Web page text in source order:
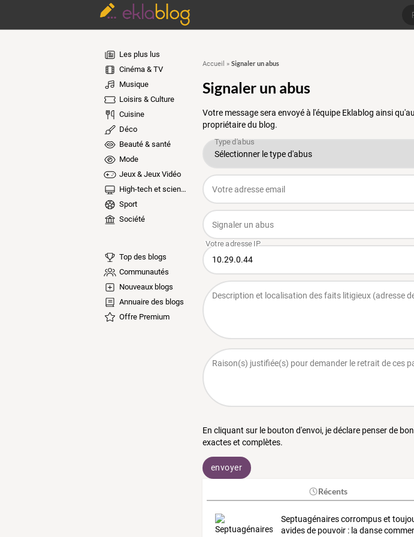
Les plus lus
Cinéma & TV
Musique
Loisirs & Culture
Cuisine
Déco
Beauté & santé
Mode
Jeux & Jeux Vidéo
High-tech et sciences
Sport
Société
Top des blogs
Communautés
Nouveaux blogs
Annuaire des blogs
Offre Premium
Accueil » Signaler un abus
Signaler un abus
Votre message sera envoyé à l'équipe Eklablog ainsi
propriétaire du blog.
En cliquant sur le bouton d'envoi, je déclare penser de
exactes et complètes.
envoyer
Récents
Septuagénaires corrompus et
avides de pouvoir : la danse